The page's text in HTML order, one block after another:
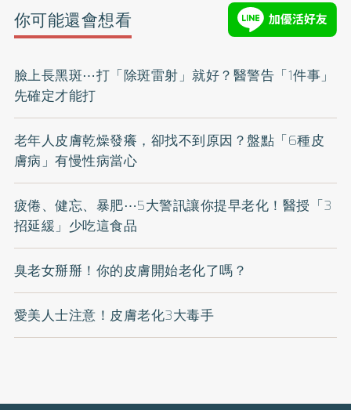
你可能還會想看
臉上長黑斑⋯打「除斑雷射」就好？醫警告「1件事」
先確定才能打
老年人皮膚乾燥發癢，卻找不到原因？盤點「6種皮
膚病」有慢性病當心
疲倦、健忘、暴肥⋯5大警訊讓你提早老化！醫授「3
招延緩」少吃這食品
臭老女掰掰！你的皮膚開始老化了嗎？
愛美人士注意！皮膚老化3大毒手